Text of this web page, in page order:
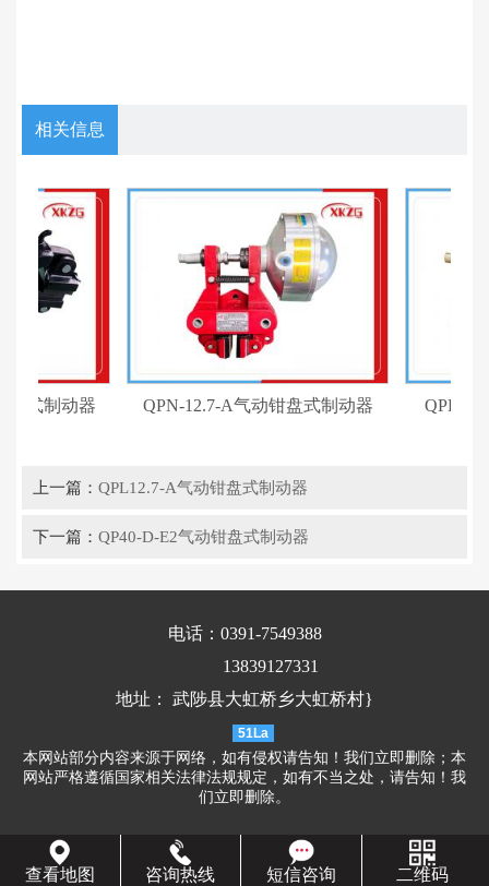
相关信息
盘式制动器 QPN-12.7-A气动钳盘式制动器
上一篇： QPL12.7-A气动钳盘式制动器
下一篇： QP40-D-E2气动钳盘式制动器
电话：0391-7549388
13839127331
地址： 武陟县大虹桥乡大虹桥村}
51La
本网站部分内容来源于网络，如有侵权请告知！我们立即删除；本
网站严格遵循国家相关法律法规规定，如有不当之处，请告知！我
们立即删除。
查看地图 咨询热线 短信咨询 二维码